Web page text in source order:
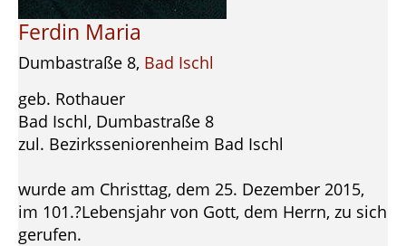
Ferdin Maria
Dumbastraße 8, Bad Ischl
geb. Rothauer
Bad Ischl, Dumbastraße 8
zul. Bezirksseniorenheim Bad Ischl
wurde am Christtag, dem 25. Dezember 2015,
im 101.?Lebensjahr von Gott, dem Herrn, zu sich
gerufen.